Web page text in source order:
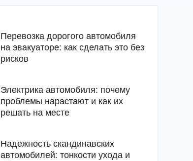
Перевозка дорогого автомобиля
на эвакуаторе: как сделать это без
рисков
Электрика автомобиля: почему
проблемы нарастают и как их
решать на месте
Надежность скандинавских
автомобилей: тонкости ухода и